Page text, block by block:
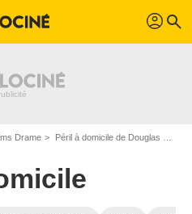
profil search
Drame Péril à domicile de Douglas Jackson